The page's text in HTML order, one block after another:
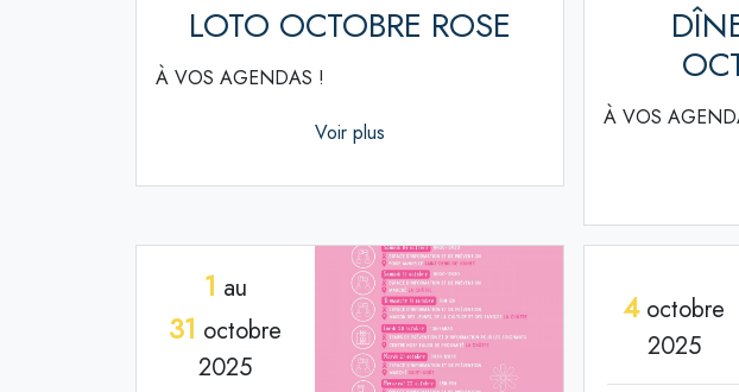
LOTO OCTOBRE ROSE
À VOS AGENDAS !
Voir plus
À VOS
1 au
31 octobre
2025
4octobre
2025